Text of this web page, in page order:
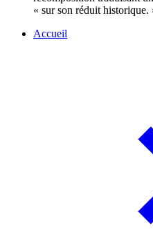
« sur son réduit historique.
Accueil